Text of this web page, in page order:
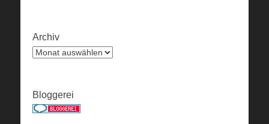
Archiv
Archiv
Bloggerei